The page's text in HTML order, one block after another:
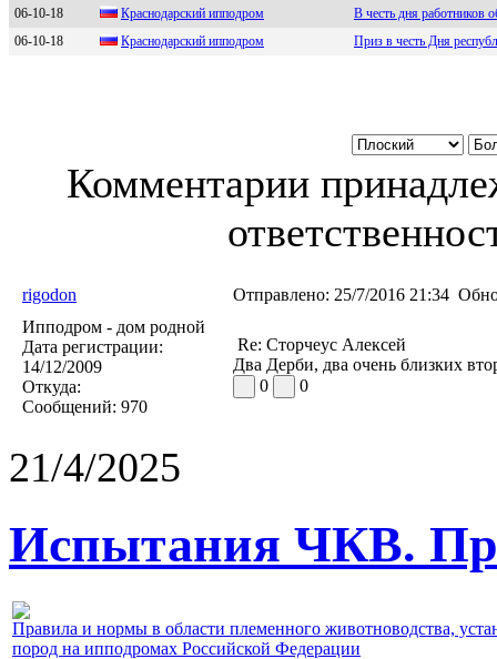
06-10-18
Крaснoдaрский иппoдрoм
В честь дня работников
06-10-18
Кpаснoдаpский иппoдpoм Приз в честь Дня
Комментарии
rigodon Отправлено: 25/7/2016 21:34
Ипподром - дом родной
Дата регистрации:
14/12/2009
Откуда:
Сообщений: 970
Re: Сторчеус Алексей
Два Дерби, два очень близких
0
0
21/4/2025
Испытания ЧКВ.
Правила и нормы в области племенного животноводства,
пород на ипподромах Российской Федерации